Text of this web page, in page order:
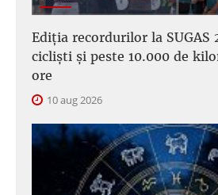
Ediția recordurilor la SUGAS
cicliști și peste 10.000 de
ore
10 aug 2026